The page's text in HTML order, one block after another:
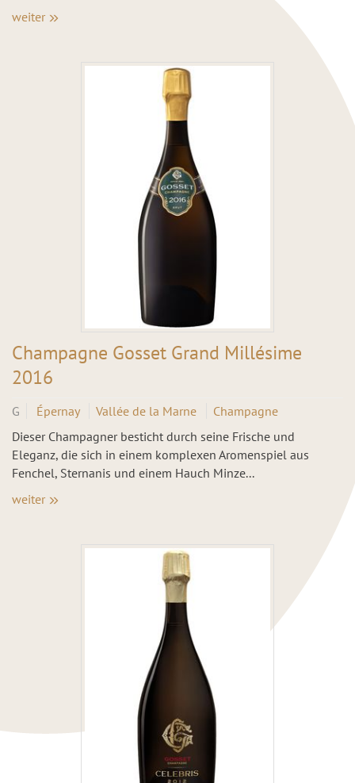
weiter
Champagne Gosset Grand Millésime
2016
G Épernay Vallée de la Marne
Champagne
Dieser Champagner besticht durch seine Frische und
Eleganz, die sich in einem komplexen Aromenspiel aus
Fenchel, Sternanis und einem Hauch Minze...
weiter